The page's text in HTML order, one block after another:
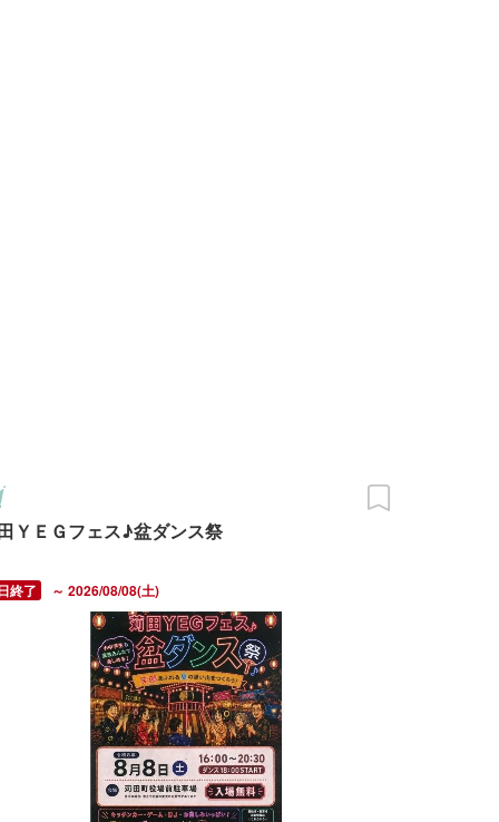
ＹＥＧフェス♪盆ダンス祭
～ 2026/08/08(土)